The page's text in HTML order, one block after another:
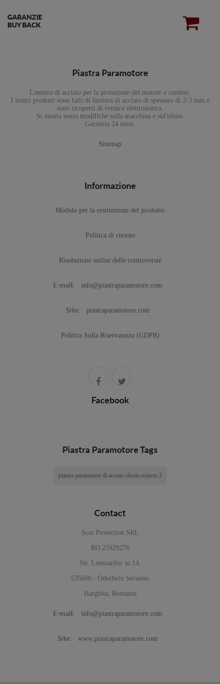
GARANZIE
BUY BACK
Piastra Paramotore
Lamiera di acciaio per la protezione del motore e cambio.
I nostri prodotti sono fatti di lamiera di acciaio di spessore di 2-3 mm e
sono ricoperti di vernice elettrostatica.
Si monta senza modifiche sulla macchina e sul'telaio.
Garanzia 24 mesi.
Sitemap
Informazione
Modulo per la restituzione del prodotto
Politica di ritorno
Risoluzione online delle controversie
E-mail: info@piastraparamotore.com
Site: piastraparamotore.com
Politica Sulla Riservatezza (GDPR)
Facebook
Piastra Paramotore Tags
piastra paramotore di acciaio skoda octavia 3
Contact
Scut Protection SRL
RO 25929276
Str. Lemnarilor nr.14.
535600 - Odorheiu Secuiesc
Harghita, Romania
E-mail: info@piastraparamotore.com
Site: www.piastraparamotore.com